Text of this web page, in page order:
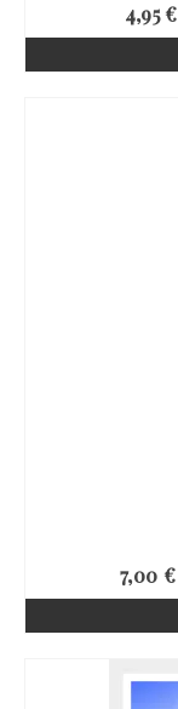
4,95€
7,00 €